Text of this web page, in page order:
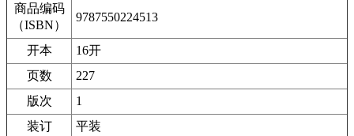
商品编码
（ISBN）
9787550224513
开本
16开
页数
227
版次
1
装订
平装